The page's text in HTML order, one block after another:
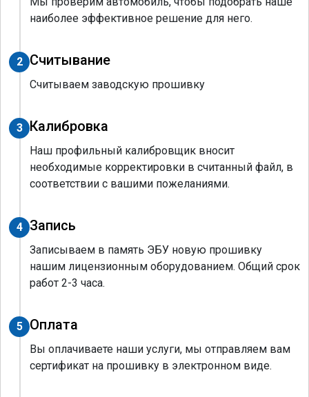
наиболее эффективное решение для него.
2 Считывание
Считываем заводскую прошивку
3 Калибровка
Наш профильный калибровщик вносит
необходимые корректировки в считанный файл, в
соответствии с вашими пожеланиями.
4 Запись
Записываем в память ЭБУ новую прошивку
нашим лицензионным оборудованием. Общий срок
работ 2-3 часа.
5 Оплата
Вы оплачиваете наши услуги, мы отправляем вам
сертификат на прошивку в электронном виде.